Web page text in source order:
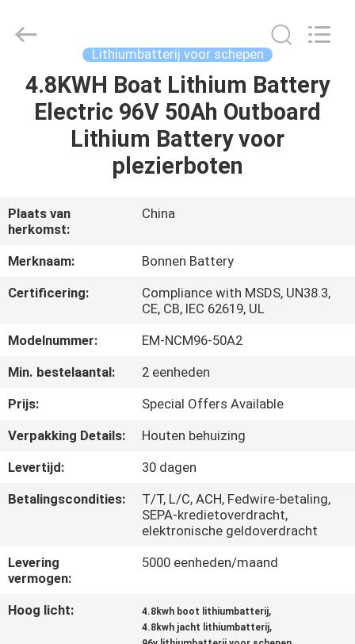
THUIS
PRODUCTEN
ONS
FABRIEKSREIS
KWALITEITSCONTROLE
CONTACTEER
ONS
NIEUWS
SITEMAP
PRIVACYBELEID
Technology
Reserved.
Lithiumbatterij voor schepen
4.8KWH Boat Lithium Battery
Electric 96V 50Ah Outboard
Lithium Battery voor
plezierboten
Plaats van
herkomst:
China
Merknaam:
Bonnen Battery
Certificering:
Compliance with MSDS, UN38.3,
CE, CB, IEC 62619, UL
Modelnummer:
EM-NCM96-50A2
Min. bestelaantal:
2 eenheden
Prijs:
Special Offers Available
Verpakking Details:
Houten behuizing
Levertijd:
30 dagen
Betalingscondities:
T/T, L/C, ACH, Fedwire-betaling,
SEPA-kredietoverdracht,
elektronische geldoverdracht
Levering
vermogen:
5000 eenheden/maand
Hoog licht: 4.8kwh boot lithiumbatterij,
4.8kwh jacht lithiumbatterij,